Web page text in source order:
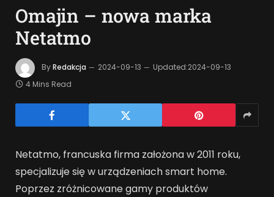
Omajin – nowa marka
Netatmo
ByRedakcja 2024-09-13 Updated:2024-09-13
4 Mins Read
Netatmo, francuska firma założona w 2011 roku,
specjalizuje się w urządzeniach smart home.
Poprzez zróżnicowane gamy produktów